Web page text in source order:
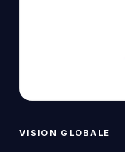
VISION GLOBALE